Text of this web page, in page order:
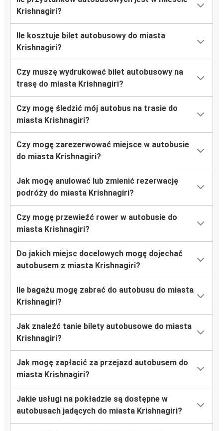
Krishnagiri?
Ile kosztuje bilet autobusowy do miasta
Krishnagiri?
Czy muszę wydrukować bilet autobusowy na
trasę do miasta Krishnagiri?
Czy mogę śledzić mój autobus na trasie do
miasta Krishnagiri?
Czy mogę zarezerwować miejsce w autobusie
do miasta Krishnagiri?
Jak mogę anulować lub zmienić rezerwację
podróży do miasta Krishnagiri?
Czy mogę przewieźć rower w autobusie do
miasta Krishnagiri?
Do jakich miejsc docelowych mogę dojechać
autobusem z miasta Krishnagiri?
Ile bagażu mogę zabrać do autobusu do miasta
Krishnagiri?
Jak znaleźć tanie bilety autobusowe do miasta
Krishnagiri?
Jak mogę zapłacić za przejazd autobusem do
miasta Krishnagiri?
Jakie usługi na pokładzie są dostępne w
autobusach jadących do miasta Krishnagiri?